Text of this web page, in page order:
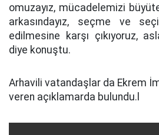
omuzayız, mücadelemizi
arkasındayız, seçme ve
edilmesine karşı çıkıyoruz,
diye konuştu.
Arhavili vatandaşlar da Ekrem
veren açıklamarda bulundu.l